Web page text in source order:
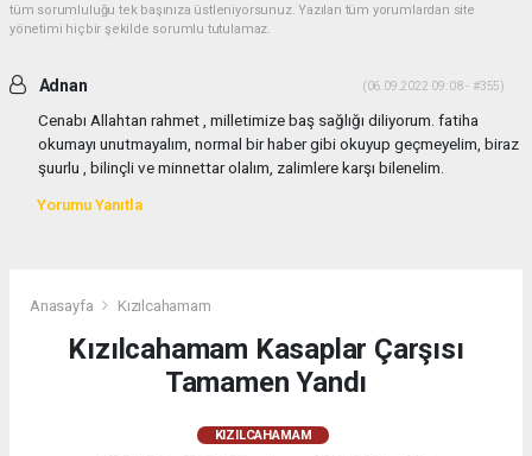
tüm sorumluluğu tek başınıza üstleniyorsunuz. Yazılan tüm yorumlardan site
yönetimi hiçbir şekilde sorumlu tutulamaz.
Adnan (06.09.2022 09:08 - #355)
Cenabı Allahtan rahmet , milletimize baş sağlığı diliyorum. fatiha
okumayı unutmayalım, normal bir haber gibi okuyup geçmeyelim, biraz
şuurlu , bilinçli ve minnettar olalım, zalimlere karşı bilenelim.
Yorumu Yanıtla
Anasayfa Kızılcahamam
Kızılcahamam Kasaplar Çarşısı
Tamamen Yandı
KIZILCAHAMAM